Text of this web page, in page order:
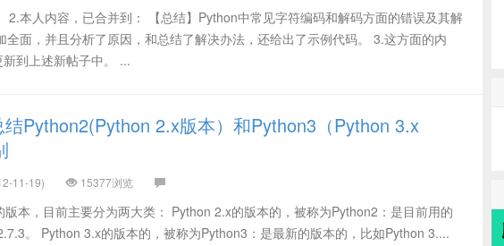
2.本人内容，已合并到： 【总结】Python中常见字符编码和解码方面的错误及其解
全面，并且分析了原因，和总结了解决办法，还给出了示例代码。 3.这方面的内
到上述新帖子中。 ...
结Python2(Python 2.x版本）和Python3（Python 3.x
11-19) 15377浏览
本，目前主要分为两大类： Python 2.x的版本的，被称为Python2：是目前用的
。 Python 3.x的版本的，被称为Python3：是最新的版本的，比如Python 3....